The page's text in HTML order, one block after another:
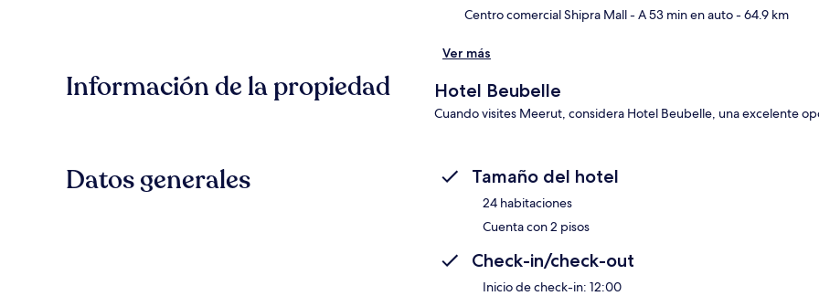
Centro comercial Shipra Mall- A 53 min en auto- 64.9 km
Ver más
Información de la propiedad Hotel Beubelle
Cuando visites Meerut, considera Hotel Beubelle, una excelente
Datos generales Tamaño del hotel
24 habitaciones
Cuenta con 2 pisos
Check-in/check-out
Inicio de check-in: 12:00